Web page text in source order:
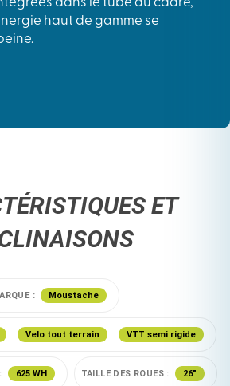
dans le tube du cadre,
haut de gamme se
ET
: Moustache
Velo tout terrain VTT semi rigide
625 WH TAILLE DES ROUES : 26"